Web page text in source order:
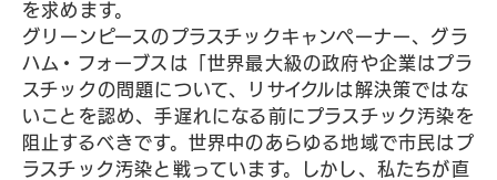
を求めます。
グリーンピースのプラスチックキャンペーナー、グラ
ハム・フォーブスは「世界最大級の政府や企業はプラ
スチックの問題について、リサイクルは解決策ではな
いことを認め、手遅れになる前にプラスチック汚染を
阻止するべきです。世界中のあらゆる地域で市民はプ
ラスチック汚染と戦っています。しかし、私たちが直